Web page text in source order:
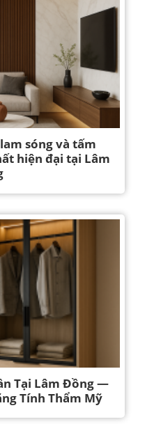
sóng và tấm
hiện đại tại Lâm
Tại Lâm Đồng —
Tính Thẩm Mỹ